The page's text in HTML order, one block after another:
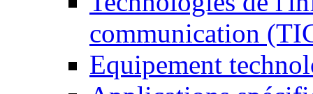
communication
Equipement